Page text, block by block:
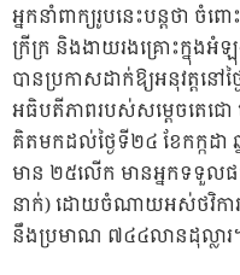
អ្នកនាំពាក្យរូបនេះបន្តថា ចំព
ក្រីក្រ និងងាយរងគ្រោះក្នុង
បានប្រកាសដាក់ឱ្យអនុវត្តនៅ
អធិបតីភាពរបស់សម្តេចតេជោ
គិតមកដល់ថ្ងៃទី២៤ ខែកក្កដ
មាន ២៥លើក មានអ្នកទទួល
នាក់) ដោយចំណាយអស់ថវិកា
នឹងប្រមាណ ៧៤៤លានដុល្លារ